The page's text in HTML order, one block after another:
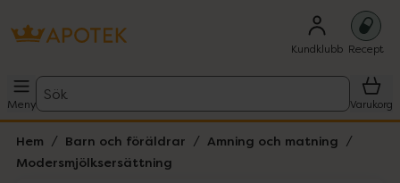
Kundklubb Recept
Meny
Sök
Varukorg
Hem Barn och föräldrar
Amning och matning
Modersmjölksersättning